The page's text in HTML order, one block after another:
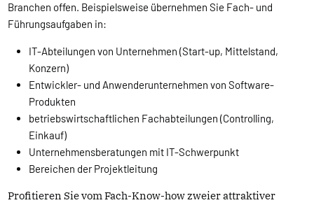
Branchen offen. Beispielsweise übernehmen Sie Fach- und
Führungsaufgaben in:
IT-Abteilungen von Unternehmen (Start-up, Mittelstand,
Konzern)
Entwickler- und Anwenderunternehmen von Software-
Produkten
betriebswirtschaftlichen Fachabteilungen (Controlling,
Einkauf)
Unternehmensberatungen mit IT-Schwerpunkt
Bereichen der Projektleitung
Profitieren Sie vom Fach-Know-how zweier attraktiver